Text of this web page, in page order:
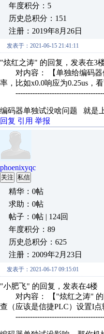
年度积分：5
历史总积分：151
注册：2019年8月26日
发表于：2021-06-15 21:41:11
"炫红之涛" 的回复，发表在3
对内容： 【单独给编码器
率，比如x0.0响应为0.25us，
编码器单独试没啥问题 就
回复 引用 举报
phoenixyqc
关注 私信
精华：0帖
求助：0帖
帖子：0帖 | 124回
年度积分：89
历史总积分：625
注册：2009年2月23日
发表于：2021-06-17 09:15:01
"小肥飞" 的回复，发表在4楼
对内容： 【"炫红之涛" 的
查（应该是信捷PLC）设置I